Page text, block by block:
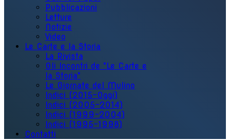
Pubblicazioni
Letture
Notizie
Video
Le Carte e la Storia
La Rivista
Gli Incontri de "Le Carte e
la Storia"
Le Giornate del Mulino
Indici (2015-Oggi)
Indici (2005-2014)
Indici (1999-2004)
Indici (1995-1998)
Contatti